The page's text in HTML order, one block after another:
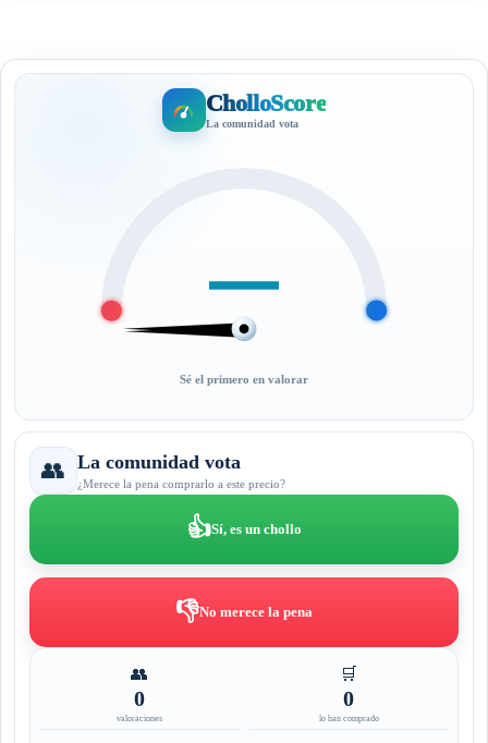
CholloScore
La comunidad vota
—
Sé el primero en valorar
👥 La comunidad vota
¿Merece la pena comprarlo a este precio?
👍Sí, es un chollo
👎No merece la pena
👥
0
valoraciones
🛒
0
lo han comprado